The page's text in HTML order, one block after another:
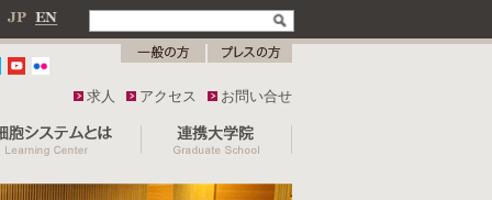
求人 アクセス お問い合せ